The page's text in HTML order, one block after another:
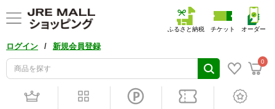
ログイン / 新規会員登録
0
ふるさと納税 チケット オーダー